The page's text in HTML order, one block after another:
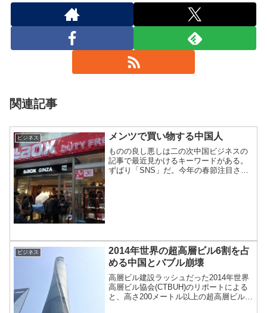
関連記事
ビジネス メンツで買い物する中国人
ものの良し悪しは二の次中国ビジネスの
記事で最近見かけるキーワードがある。
ずばり「SNS」だ。今年の春節注目され
ビジネス
2014年世界の超高層ビル6割を占
める中国とバブル崩壊
高層ビル建設ラッシュだった2014年世界
高層ビル協会(CTBUH)のリポートによる
と、高さ200メートル以上の超高層ビルが